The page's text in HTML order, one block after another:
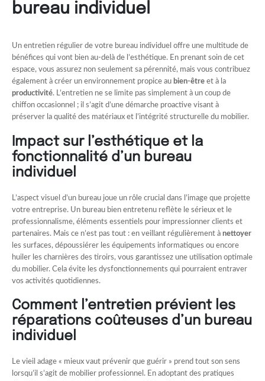
bureau individuel
Un entretien régulier de votre bureau individuel offre une multitude de
bénéfices qui vont bien au-delà de l’esthétique. En prenant soin de cet
espace, vous assurez non seulement sa pérennité, mais vous contribuez
également à créer un environnement propice au bien-être et à la
productivité. L’entretien ne se limite pas simplement à un coup de
chiffon occasionnel ; il s’agit d’une démarche proactive visant à
préserver la qualité des matériaux et l’intégrité structurelle du mobilier.
Impact sur l’esthétique et la
fonctionnalité d’un bureau
individuel
L’aspect visuel d’un bureau joue un rôle crucial dans l’image que projette
votre entreprise. Un bureau bien entretenu reflète le sérieux et le
professionnalisme, éléments essentiels pour impressionner clients et
partenaires. Mais ce n’est pas tout : en veillant régulièrement à nettoyer
les surfaces, dépoussiérer les équipements informatiques ou encore
huiler les charnières des tiroirs, vous garantissez une utilisation optimale
du mobilier. Cela évite les dysfonctionnements qui pourraient entraver
vos activités quotidiennes.
Comment l’entretien prévient les
réparations coûteuses d’un bureau
individuel
Le vieil adage « mieux vaut prévenir que guérir » prend tout son sens
lorsqu’il s’agit de mobilier professionnel. En adoptant des pratiques